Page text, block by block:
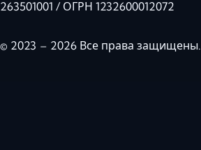
263501001 / ОГРН 1232600012072
© 2023 – 2026 Все права защищены.